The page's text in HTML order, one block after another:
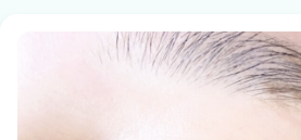
技能ランク